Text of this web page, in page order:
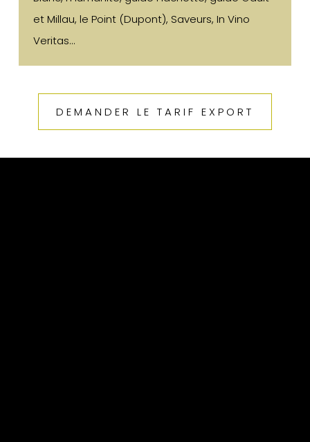
et Millau, le Point (Dupont), Saveurs, In Vino
Veritas...
DEMANDER LE TARIF EXPORT